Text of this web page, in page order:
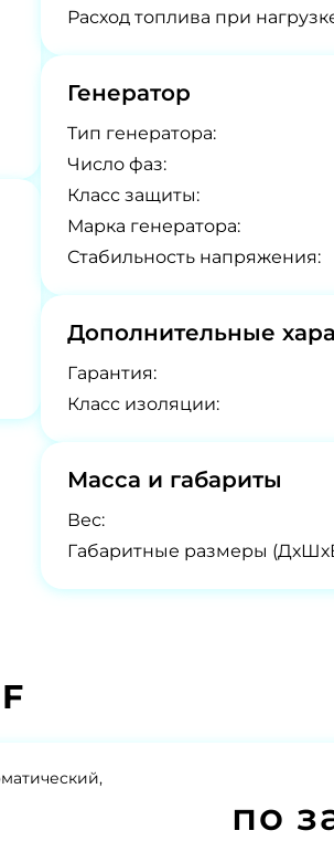
Расход топлива при
Генератор
Tип генератора:
Число фаз:
Класс защиты:
Марка генератора:
Стабильность напряжения:
Дополнительные
Гарантия:
Класс изоляции:
Масса и габариты
Вес:
Габаритные размеры
по